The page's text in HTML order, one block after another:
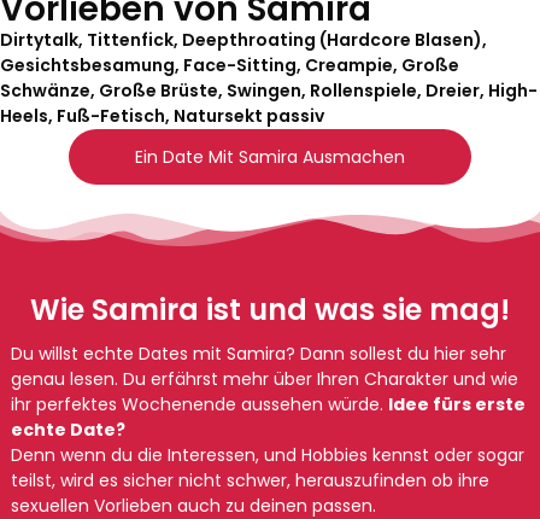
Dirtytalk, Tittenfick, Deepthroating (Hardcore Blasen),
Gesichtsbesamung, Face-Sitting, Creampie, Große
Schwänze, Große Brüste, Swingen, Rollenspiele, Dreier, High-
Heels, Fuß-Fetisch, Natursekt passiv
Ein Date Mit Samira Ausmachen
Wie Samira ist und was sie mag!
Du willst echte Dates mit Samira? Dann sollest du hier sehr
genau lesen. Du erfährst mehr über Ihren Charakter und wie
ihr perfektes Wochenende aussehen würde. Idee fürs erste
echte Date?
Denn wenn du die Interessen, und Hobbies kennst oder sogar
teilst, wird es sicher nicht schwer, herauszufinden ob ihre
sexuellen Vorlieben auch zu deinen passen.